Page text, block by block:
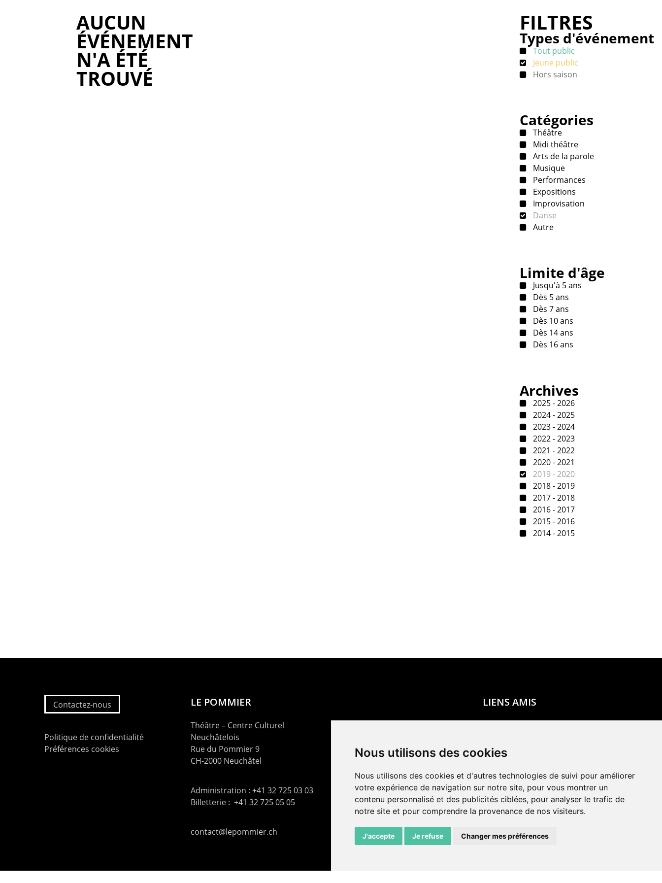
Nous utilisons des cookies
Nous utilisons des cookies et d'autres technologies de suivi pour améliorer
votre expérience de navigation sur notre site, pour vous montrer un
contenu personnalisé et des publicités ciblées, pour analyser le trafic de
notre site et pour comprendre la provenance de nos visiteurs.
J'accepte Je refuse Changer mes préférences
AUCUN
ÉVÉNEMENT
N'A ÉTÉ
TROUVÉ
FILTRES
Types d'événement
Tout public
Jeune public
Hors saison
Catégories
Théâtre
Midi théâtre
Arts de la parole
Musique
Performances
Expositions
Improvisation
Danse
Autre
Limite d'âge
Jusqu'à 5 ans
Dès 5 ans
Dès 7 ans
Dès 10 ans
Dès 14 ans
Dès 16 ans
Archives
2025 - 2026
2024 - 2025
2023 - 2024
2022 - 2023
2021 - 2022
2020 - 2021
2019 - 2020
2018 - 2019
2017 - 2018
2016 - 2017
2015 - 2016
2014 - 2015
Contactez-nous
Politique de confidentialité
Préférences cookies
LE POMMIER
Théâtre – Centre Culturel
Neuchâtelois
Rue du Pommier 9
CH-2000 Neuchâtel
Administration : +41 32 725 03 03
Billetterie : +41 32 725 05 05
contact@lepommier.ch
LIENS AMIS